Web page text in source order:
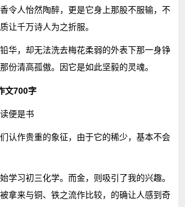
令人怡然陶醉，更是它身上那股不服输，不
让千万诗人为之折服。
华，却无法洗去梅花柔弱的外表下那一身铮
份清高孤傲。因它是如此坚毅的灵魂。
文700字
便是书
认作贵重的象征，由于它的稀少，基本不会
学习初三化学。而金，则吸引了我的兴趣。
拿来与铜、铁之流作比较，的确让人感到奇